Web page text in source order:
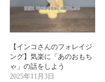
【インコさんのフォレイジ
ング】気楽に「あのおもち
ゃ」の話をしよう
2025年11月3日